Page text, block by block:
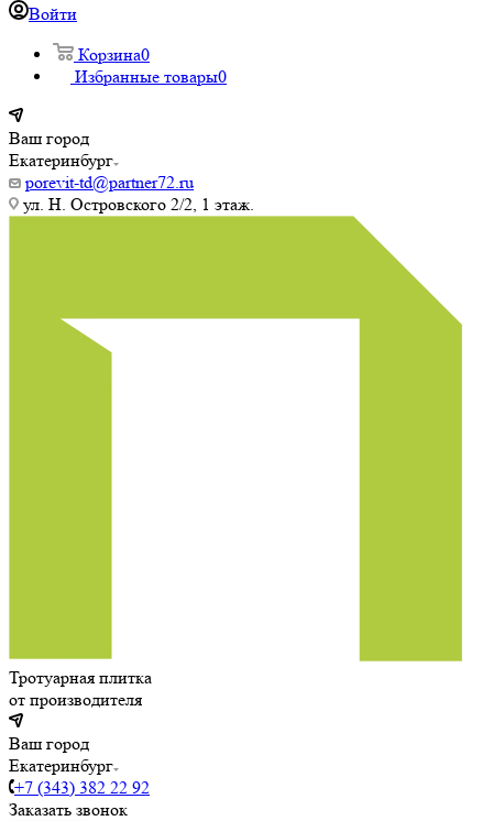
Войти
Корзина0
Избранные товары0
Ваш город
Екатеринбург
porevit-td@partner72.ru
ул. Н. Островского 2/2, 1 этаж.
Тротуарная плитка
от производителя
Ваш город
Екатеринбург
+7 (343) 382 22 92
Заказать звонок